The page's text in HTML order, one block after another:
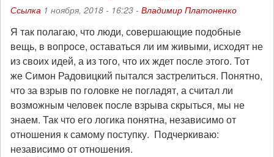
Ссылка 1 ноября, 2018 - 16:23 - Владимир Платоненко
Я так полагаю, что люди, совершающие подобные
вещь, в вопросе, оставаться ли им живыми, исходят не
из своих идей, а из того, что их ждет после этого. Тот
же Симон Радовицкий пытался застрелиться. Понятно,
что за взрыв по головке не погладят, а считал ли
возможным человек после взрыва скрыться, мы не
знаем. Так что его логика понятна, независимо от
отношения к самому поступку. Подчеркиваю:
независимо от отношения.